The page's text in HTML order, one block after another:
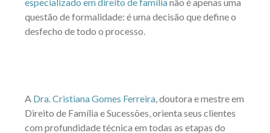
questão de formalidade: é uma decisão que define o
desfecho de todo o processo.
A Dra. Cristiana Gomes Ferreira, doutora e mestre em
Direito de Família e Sucessões, orienta seus clientes
com profundidade técnica em todas as etapas do